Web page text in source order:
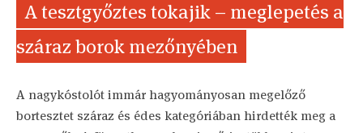
A tesztgyőztes tokajik – meglepetés a
száraz borok mezőnyében
A nagykóstolót immár hagyományosan megelőző
bortesztet száraz és édes kategóriában hirdették meg a